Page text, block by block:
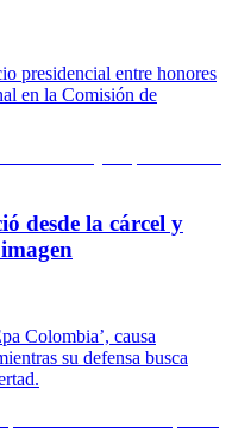
presidencial entre honores
en la Comisión de
desde la cárcel y
Colombia’, causa
su defensa busca